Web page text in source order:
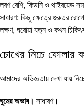
লবণ বেশি, কিডনি ও থাইরয়েড
সাধারণ; কিছু ক্ষেত্রে গুরুতর
লক্ষণ, ঘরোয়া যত্ন ও কখন
চোখের নিচে ফোলার
আমাদের অভিজ্ঞতায় দেখা যায়
ঘুমের অভাব। সাধারণ।